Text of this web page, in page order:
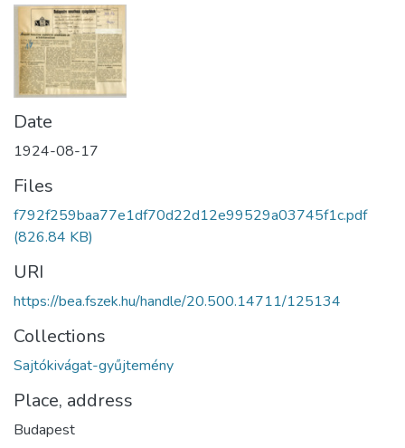
Date
1924-08-17
Files
f792f259baa77e1df70d22d12e99529a03745f1c.pdf
(826.84 KB)
URI
https://bea.fszek.hu/handle/20.500.14711/125134
Collections
Sajtókivágat-gyűjtemény
Place, address
Budapest